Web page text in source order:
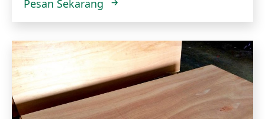
Pesan Sekarang